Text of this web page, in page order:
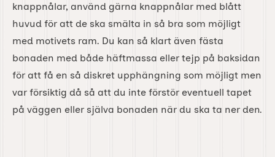
knappnålar, använd gärna knappnålar med blått
huvud för att de ska smälta in så bra som möjligt
med motivets ram. Du kan så klart även fästa
bonaden med både häftmassa eller tejp på baksidan
för att få en så diskret upphängning som möjligt men
var försiktig då så att du inte förstör eventuell tapet
på väggen eller själva bonaden när du ska ta ner den.